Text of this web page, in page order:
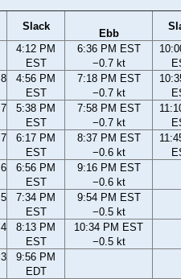
Slack
Ebb
4:12 PM
EST
6:36 PM EST
−0.7 kt
4:56 PM
EST
7:18 PM EST
−0.7 kt
5:38 PM
EST
7:58 PM EST
−0.7 kt
6:17 PM
EST
8:37 PM EST
−0.6 kt
6:56 PM
EST
9:16 PM EST
−0.6 kt
7:34 PM
EST
9:54 PM EST
−0.5 kt
8:13 PM
EST
10:34 PM EST
−0.5 kt
9:56 PM
EDT